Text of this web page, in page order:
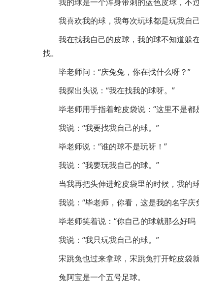
我喜欢我的球，我每次玩球都是玩我自己
我在找我自己的皮球，我的球不知道躲
找。
毕老师问：“庆兔兔，你在找什么呀？”
我探出头说：“我在找我的球呀。”
毕老师用手指着蛇皮袋说：“这里不是都
我说：“我要找我自己的球。”
毕老师说：“谁的球不是玩呀！”
我说：“我要玩我自己的球。”
当我再把头伸进蛇皮袋里的时候，我的
我说：“毕老师，你看，这是我的名字庆
毕老师笑着说：“你自己的球就那么好吗
我说：“我只玩我自己的球。”
宋跳兔也过来拿球，宋跳兔打开蛇皮袋
兔阿宝是一个五号足球。